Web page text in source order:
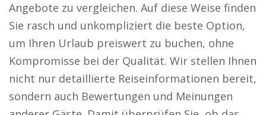
Angebote zu vergleichen. Auf diese Weise finden
Sie rasch und unkompliziert die beste Option,
um Ihren Urlaub preiswert zu buchen, ohne
Kompromisse bei der Qualität. Wir stellen Ihnen
nicht nur detaillierte Reiseinformationen bereit,
sondern auch Bewertungen und Meinungen